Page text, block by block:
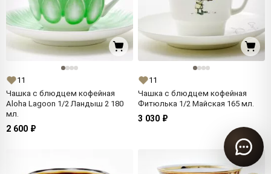
11
Чашка с блюдцем кофейная
Aloha Lagoon 1/2 Ландыш 2 180
мл.
2 600 ₽
11
Чашка с блюдцем кофейная
Фитюлька 1/2 Майская 165 мл.
3 030 ₽